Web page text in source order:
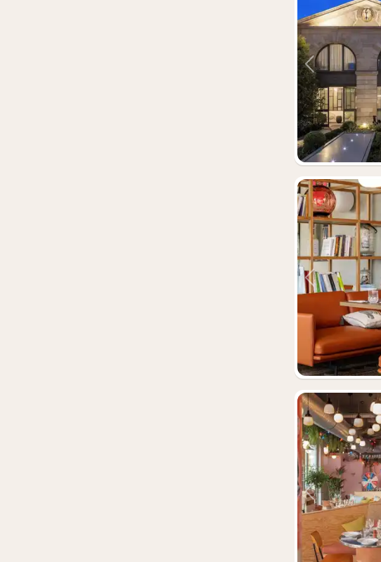
Forrige
Forrige
Forrige